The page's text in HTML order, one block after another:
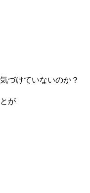
づけていないのか？
が